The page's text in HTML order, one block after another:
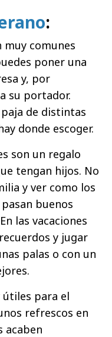
:
muy comunes
poner una
y, por
su portador.
de distintas
donde escoger.
son un regalo
tengan hijos. No
y ver como los
buenos
las vacaciones
y jugar
palas o con un
útiles para el
refrescos en
acaben